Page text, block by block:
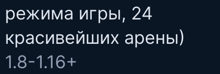
режима игры, 24
красивейших арены)
1.8-1.16+